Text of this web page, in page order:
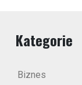
Kategorie
Biznes